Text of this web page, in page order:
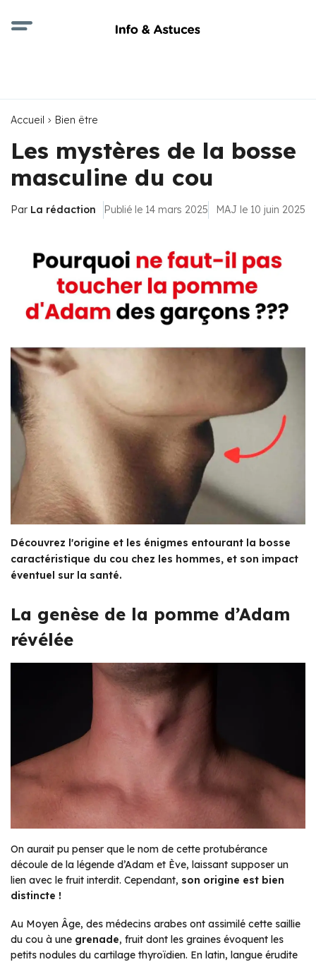
Accueil Bien être
Les mystères de la bosse
masculine du cou
Par La rédaction Publié le 14 mars 2025 MAJ le 10 juin 2025
Découvrez l'origine et les énigmes entourant la bosse
caractéristique du cou chez les hommes, et son impact
éventuel sur la santé.
La genèse de la pomme d’Adam
révélée
On aurait pu penser que le nom de cette protubérance
découle de la légende d’Adam et Ève, laissant supposer un
lien avec le fruit interdit. Cependant, son origine est bien
distincte !
Au Moyen Âge, des médecins arabes ont assimilé cette saillie
du cou à une grenade, fruit dont les graines évoquent les
petits nodules du cartilage thyroïdien. En latin, langue érudite